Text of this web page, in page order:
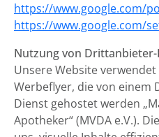
https://www.google.com/
https://www.google.com/
Nutzung von
Unsere Website
Werbeflyer, die von
Dienst gehostet werden
Apotheker“ (MVDA e.V.).